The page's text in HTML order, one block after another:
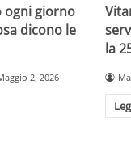
ogni giorno
dicono le
2, 2026
la